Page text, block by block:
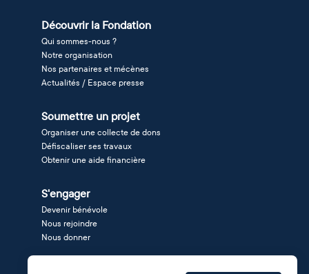
Découvrir la Fondation
Qui sommes-nous ?
Notre organisation
Nos partenaires et mécènes
Actualités / Espace presse
Soumettre un projet
Organiser une collecte de dons
Défiscaliser ses travaux
Obtenir une aide financière
S'engager
Devenir bénévole
Nous rejoindre
Nous donner